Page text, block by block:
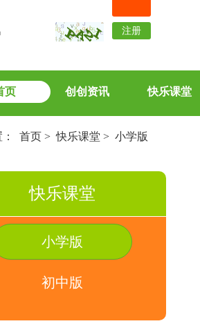
注册
页 创创资讯 快乐课堂
首页 >快乐课堂 > 小学版
快乐课堂
小学版
初中版